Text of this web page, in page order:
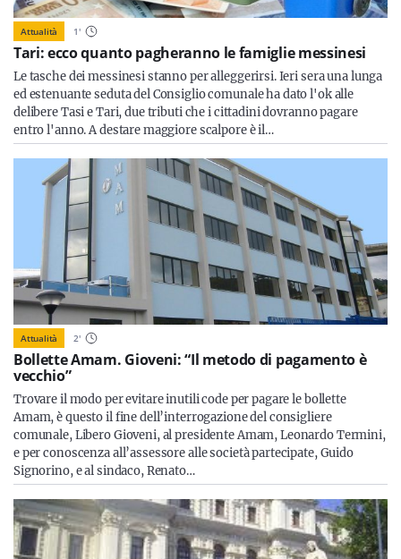
Attualità 1'
Tari: ecco quanto pagheranno le famiglie messinesi
Le tasche dei messinesi stanno per alleggerirsi. Ieri sera una lunga
ed estenuante seduta del Consiglio comunale ha dato l'ok alle
delibere Tasi e Tari, due tributi che i cittadini dovranno pagare
entro l'anno. A destare maggiore scalpore è il…
Attualità 2'
Bollette Amam. Gioveni: “Il metodo di pagamento è
vecchio”
Trovare il modo per evitare inutili code per pagare le bollette
Amam, è questo il fine dell’interrogazione del consigliere
comunale, Libero Gioveni, al presidente Amam, Leonardo Termini,
e per conoscenza all’assessore alle società partecipate, Guido
Signorino, e al sindaco, Renato…